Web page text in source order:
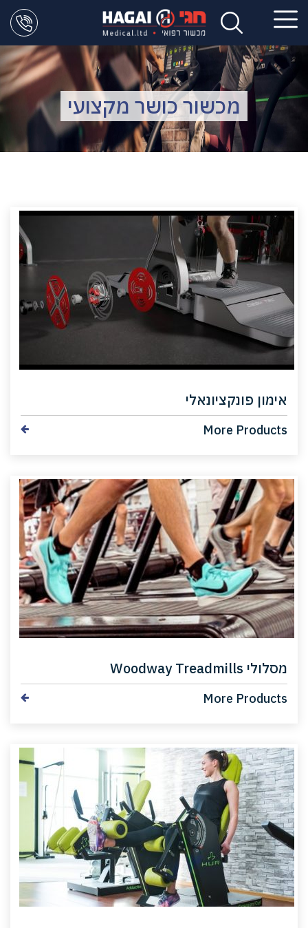
מכשור כושר מקצועי
אימון פונקציונאלי
More Products
מסלולי Woodway Treadmills
More Products